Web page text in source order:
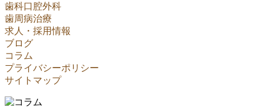
歯科口腔外科
歯周病治療
求人・採用情報
ブログ
コラム
プライバシーポリシー
サイトマップ